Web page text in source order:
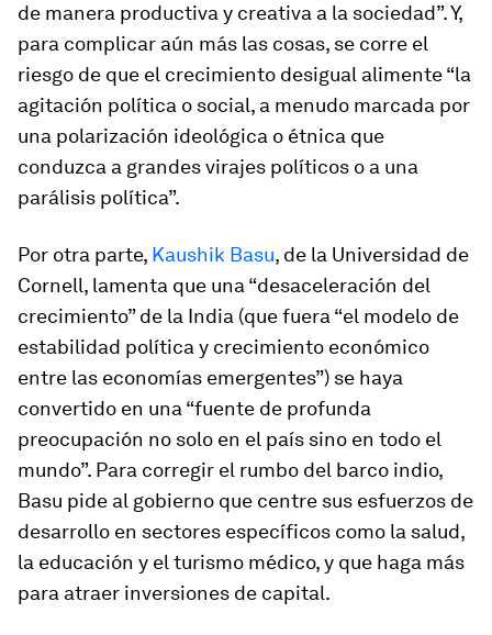
de manera productiva y creativa a la sociedad”. Y,
para complicar aún más las cosas, se corre el
riesgo de que el crecimiento desigual alimente “la
agitación política o social, a menudo marcada por
una polarización ideológica o étnica que
conduzca a grandes virajes políticos o a una
parálisis política”.
Por otra parte, Kaushik Basu, de la Universidad de
Cornell, lamenta que una “desaceleración del
crecimiento” de la India (que fuera “el modelo de
estabilidad política y crecimiento económico
entre las economías emergentes”) se haya
convertido en una “fuente de profunda
preocupación no solo en el país sino en todo el
mundo”. Para corregir el rumbo del barco indio,
Basu pide al gobierno que centre sus esfuerzos de
desarrollo en sectores específicos como la salud,
la educación y el turismo médico, y que haga más
para atraer inversiones de capital.